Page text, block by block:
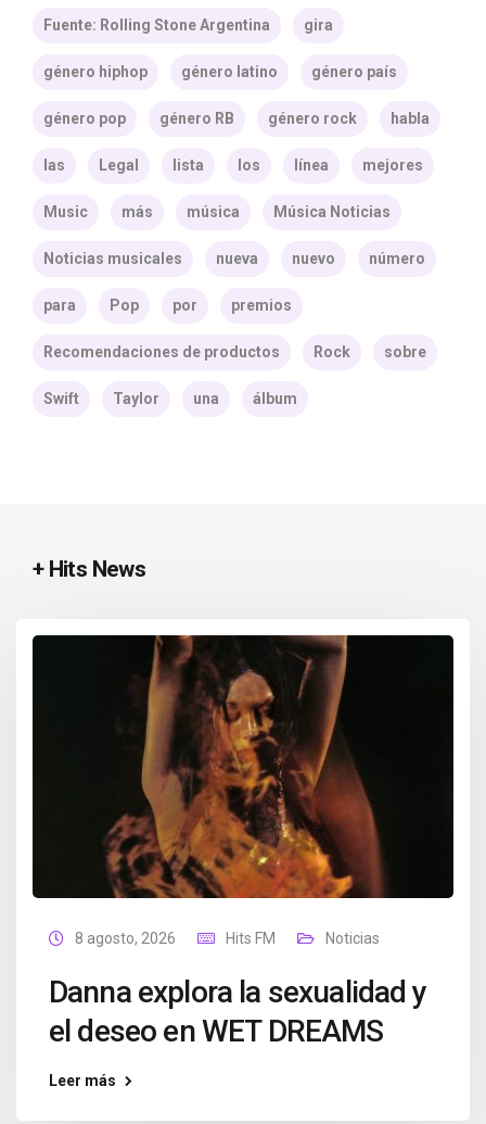
Fuente: Rolling Stone Argentina gira
género hiphop género latino género país
género pop género RB género rock habla
las Legal lista los línea mejores
Music más música Música Noticias
Noticias musicales nueva nuevo número
para Pop por premios
Recomendaciones de productos Rock sobre
Swift Taylor una álbum
+ Hits News
8 agosto, 2026 Hits FM Noticias
Danna explora la sexualidad y
el deseo en WET DREAMS
Leer más